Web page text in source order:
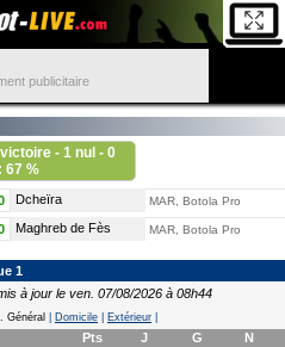
publicitaire
- 1 nul - 0
67 %
Dcheïra MAR, Botola Pro
Maghreb de Fès MAR, Botola Pro
1
à jour le ven. 07/08/2026 à 08h44
Général Domicile Extérieur
Pts J G
N